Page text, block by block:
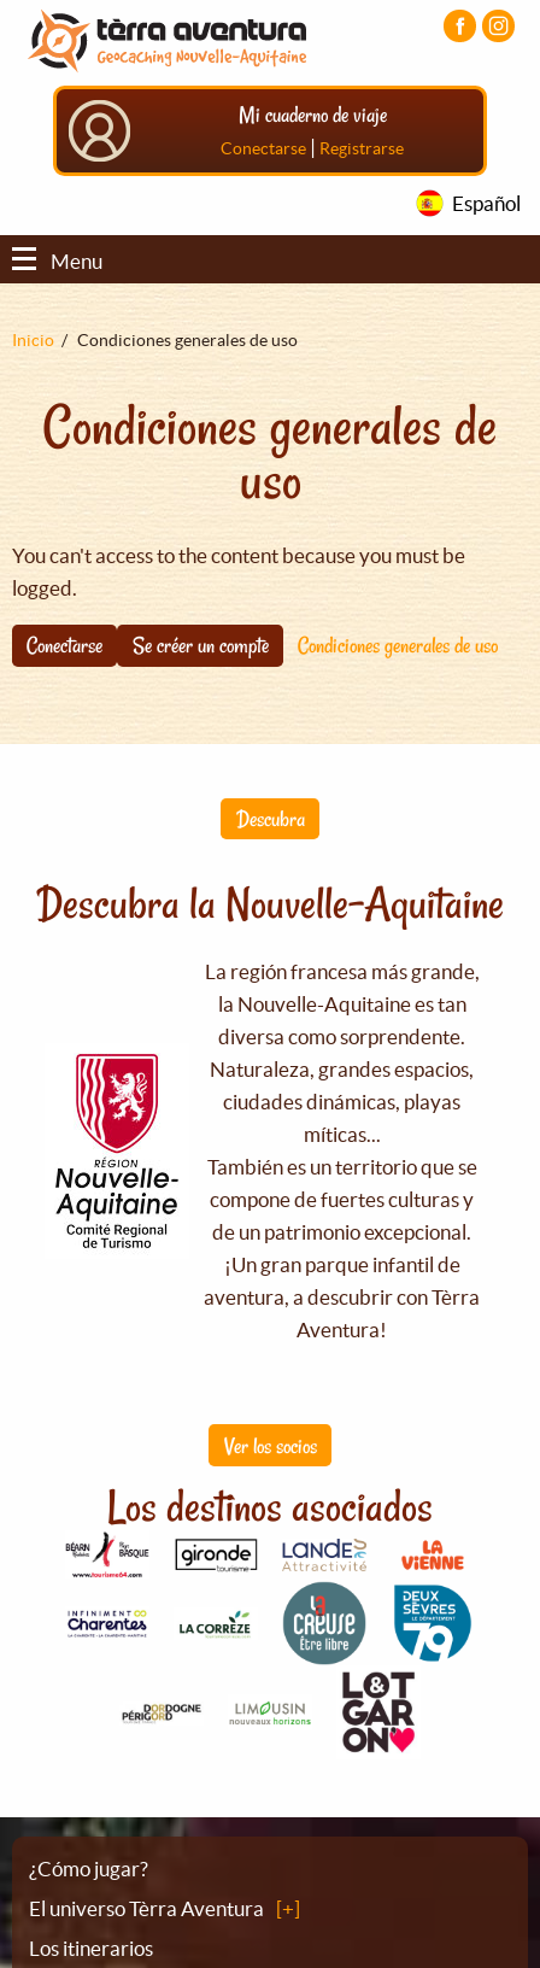
Pasar
contenido
principal
Pasar
menú
principal
Pasar
principal
Mi cuaderno de viaje
Conectarse | Registrarse
Español
Menu
Sobrescribir
ayuda
navegación
Inicio Condiciones generales de uso
Condiciones generales de
uso
You can't access to the content because you must be
logged.
Conectarse Se créer un compte Condiciones generales de uso
Descubra
Descubra la Nouvelle-Aquitaine
La región francesa más grande,
la Nouvelle-Aquitaine es tan
diversa como sorprendente.
Naturaleza, grandes espacios,
ciudades dinámicas, playas
míticas...
También es un territorio que se
compone de fuertes culturas y
de un patrimonio excepcional.
¡Un gran parque infantil de
aventura, a descubrir con Tèrra
Aventura!
Ver los socios
Los destinos asociados
Plano
del
¿Cómo jugar?
El universo Tèrra Aventura
Los itinerarios